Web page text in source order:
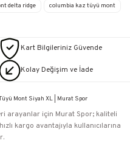
delta ridge columbia kaz tüyü mont
Kart Bilgileriniz Güvende
Kolay Değişim ve İade
arayanlar için Murat Spor; kaliteli
kargo avantajıyla kullanıcılarına